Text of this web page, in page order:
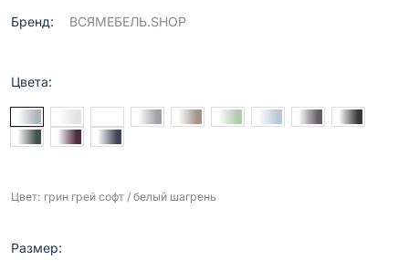
Бренд: ВСЯМЕБЕЛЬ.SHOP
Цвета:
Цвет: грин грей софт / белый шагрень
Размер: